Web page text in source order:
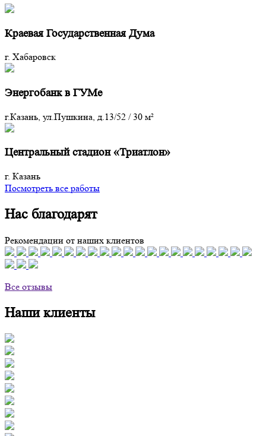
Краевая Государственная Дума
г. Хабаровск
Энергобанк в ГУМе
г.Казань, ул.Пушкина, д.13/52 /30 м²
Центральный стадион «Триатлон»
г. Казань
Посмотреть все работы
Нас благодарят
Рекомендации от наших клиентов
Все отзывы
Наши клиенты